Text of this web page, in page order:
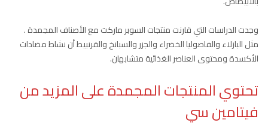
وجدت الدراسات التي قارنت منتجات السوبر ماركت مع الأصناف المجمدة .
مثل البازلاء والفاصوليا الخضراء والجزر والسبانخ والقرنبيط أن نشاط مضادات
الأكسدة ومحتوى العناصر الغذائية متشابهان.
تحتوي المنتجات المجمدة على المزيد من
فيتامين سي